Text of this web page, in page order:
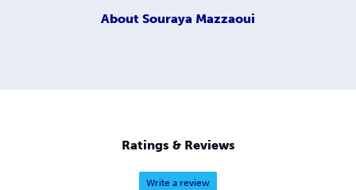
About Souraya Mazzaoui
Ratings & Reviews
Write a review